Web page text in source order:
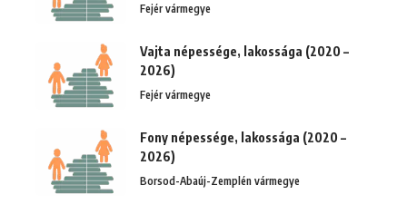
Fejér vármegye
Vajta népessége, lakossága (2020 –
2026)
Fejér vármegye
Fony népessége, lakossága (2020 –
2026)
Borsod-Abaúj-Zemplén vármegye